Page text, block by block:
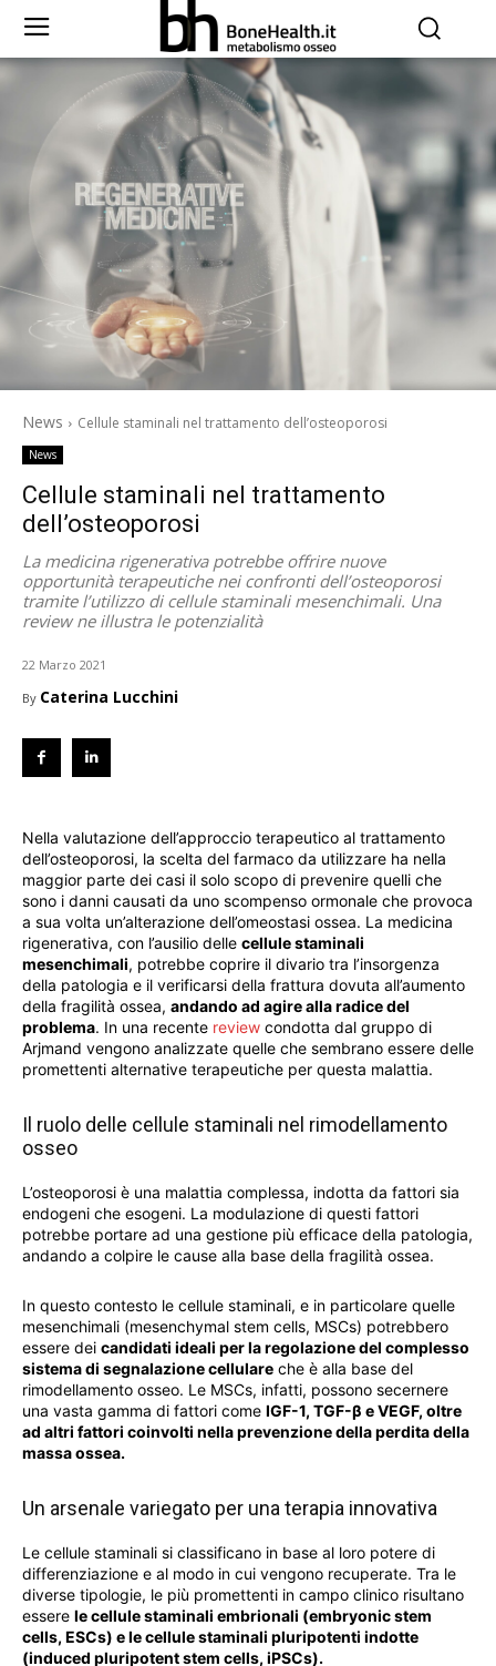
News Cellule staminali nel trattamento dell’osteoporosi
News
Cellule staminali nel trattamento
dell’osteoporosi
La medicina rigenerativa potrebbe offrire nuove
opportunità terapeutiche nei confronti dell’osteoporosi
tramite l’utilizzo di cellule staminali mesenchimali. Una
review ne illustra le potenzialità
22 Marzo 2021
By Caterina Lucchini
Nella valutazione dell’approccio terapeutico al trattamento
dell’osteoporosi, la scelta del farmaco da utilizzare ha nella
maggior parte dei casi il solo scopo di prevenire quelli che
sono i danni causati da uno scompenso ormonale che provoca
a sua volta un’alterazione dell’omeostasi ossea. La medicina
rigenerativa, con l’ausilio delle cellule staminali
mesenchimali, potrebbe coprire il divario tra l’insorgenza
della patologia e il verificarsi della frattura dovuta all’aumento
della fragilità ossea, andando ad agire alla radice del
problema. In una recente review condotta dal gruppo di
Arjmand vengono analizzate quelle che sembrano essere delle
promettenti alternative terapeutiche per questa malattia.
Il ruolo delle cellule staminali nel rimodellamento
osseo
L’osteoporosi è una malattia complessa, indotta da fattori sia
endogeni che esogeni. La modulazione di questi fattori
potrebbe portare ad una gestione più efficace della patologia,
andando a colpire le cause alla base della fragilità ossea.
In questo contesto le cellule staminali, e in particolare quelle
mesenchimali (mesenchymal stem cells, MSCs) potrebbero
essere dei candidati ideali per la regolazione del complesso
sistema di segnalazione cellulare che è alla base del
rimodellamento osseo. Le MSCs, infatti, possono secernere
una vasta gamma di fattori come IGF-1, TGF-β e VEGF, oltre
ad altri fattori coinvolti nella prevenzione della perdita della
massa ossea.
Un arsenale variegato per una terapia innovativa
Le cellule staminali si classificano in base al loro potere di
differenziazione e al modo in cui vengono recuperate. Tra le
diverse tipologie, le più promettenti in campo clinico risultano
essere le cellule staminali embrionali (embryonic stem
cells, ESCs) e le cellule staminali pluripotenti indotte
(induced pluripotent stem cells, iPSCs).